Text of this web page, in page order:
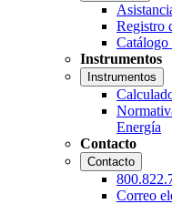
Registro
Catálogo
Instrumentos
Instrumentos
Energía
Contacto
Contacto
Correo